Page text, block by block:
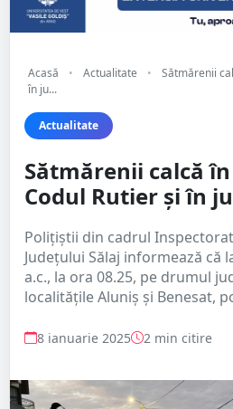
Acasă • Actualitate •
Sătmărenii
în ju...
Actualitate
Sătmărenii calcă
Codul Rutier și în
Polițiștii din cadrul
Județului Sălaj informează că
a.c., la ora 08.25, pe drumul
localitățile Aluniș și Benesat,
8 ianuarie 2025 2 min citire